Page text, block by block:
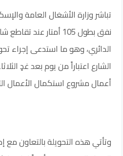
تباشر وزارة الأشغال العامة
نفق بطول 105 أمتار
الدائري، وهو ما استدعى إجراء
الشارع اعتباراً من يوم بعد غدٍ
أعمال مشروع استكمال الأعمال
وتأتي هذه التحويلة بالتعاون مع